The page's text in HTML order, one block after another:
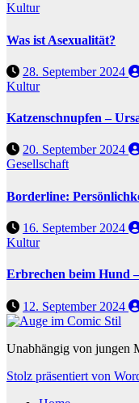
Kultur
Was ist Asexualität?
28. September 2024
Kultur
Katzenschnupfen –
20. September 2024
Gesellschaft
Borderline:
16. September 2024
Kultur
Erbrechen beim Hund
12. September 2024
Unabhängig von jungen
Stolz präsentiert von